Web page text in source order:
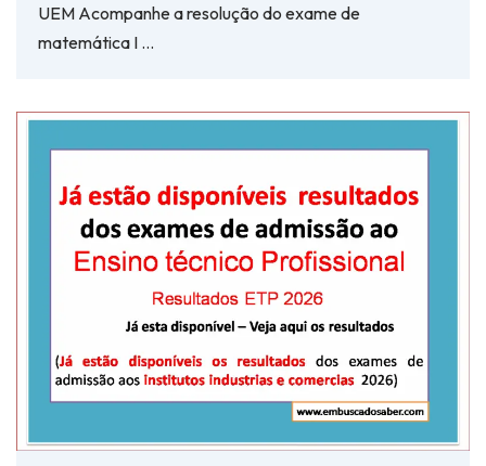
UEM Acompanhe a resolução do exame de
matemática I …